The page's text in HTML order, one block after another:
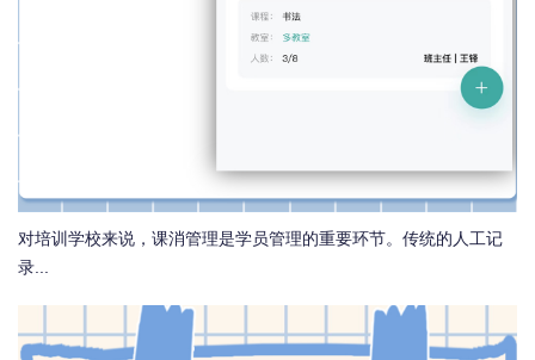
对培训学校来说，课消管理是学员管理的重要环节。传统的人工记
录...